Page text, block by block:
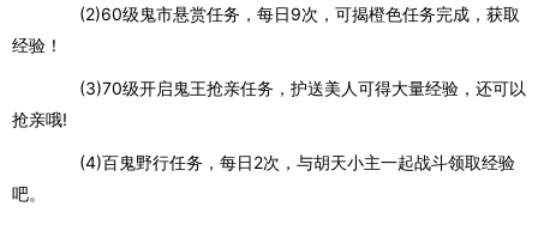
(2)60级鬼市悬赏任务，每日9次，可揭橙色任务完成，获取
经验！
(3)70级开启鬼王抢亲任务，护送美人可得大量经验，还可以
抢亲哦!
(4)百鬼野行任务，每日2次，与胡天小主一起战斗领取经验
吧。